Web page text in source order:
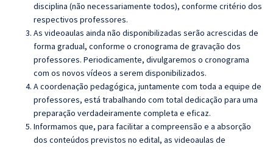
disciplina (não necessariamente todos), conforme critério dos
respectivos professores.
As videoaulas ainda não disponibilizadas serão acrescidas de
forma gradual, conforme o cronograma de gravação dos
professores. Periodicamente, divulgaremos o cronograma
com os novos vídeos a serem disponibilizados.
A coordenação pedagógica, juntamente com toda a equipe de
professores, está trabalhando com total dedicação para uma
preparação verdadeiramente completa e eficaz.
Informamos que, para facilitar a compreensão e a absorção
dos conteúdos previstos no edital, as videoaulas de